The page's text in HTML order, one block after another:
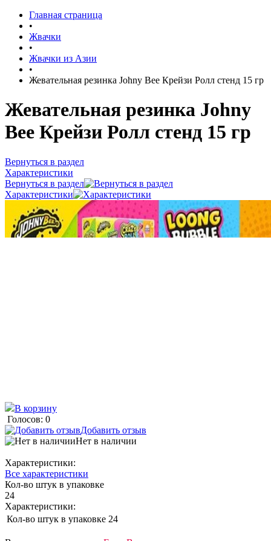
Главная страница
•
Жвачки
•
Жвачки из Азии
•
Жевательная резинка Johny Bee Крейзи Ролл стенд 15 гр
Жевательная резинка Johny
Bee Крейзи Ролл стенд 15 гр
Вернуться в раздел
Характеристики
Вернуться в раздел
Характеристики
В корзину
Голосов: 0
Добавить отзыв
Нет в наличии
Характеристики:
Все характеристики
Кол-во штук в упаковке
24
Характеристики:
Кол-во штук в упаковке 24